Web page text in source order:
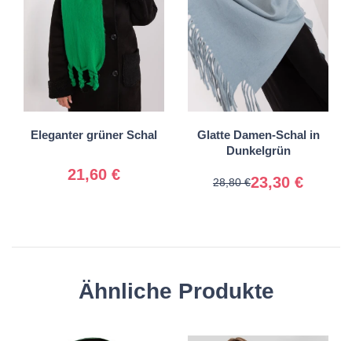
Eleganter grüner Schal
21,60 €
Universal
Glatte Damen-Schal in
Dunkelgrün
23,30 €
28,80 €
Ähnliche Produkte